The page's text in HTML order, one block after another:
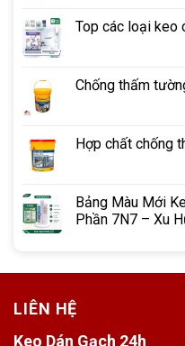
Top các loại keo
Chống thấm
Hợp chất chống
Bảng Màu Mới
Phần 7N7 – Xu
LIÊN HỆ
Keo Dán Gạch 24h